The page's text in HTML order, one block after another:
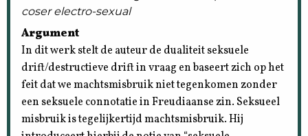
coser electro-sexual
Argument
In dit werk stelt de auteur de dualiteit seksuele
drift/destructieve drift in vraag en baseert zich op het
feit dat we machtsmisbruik niet tegenkomen zonder
een seksuele connotatie in Freudiaanse zin. Seksueel
misbruik is tegelijkertijd machtsmisbruik. Hij